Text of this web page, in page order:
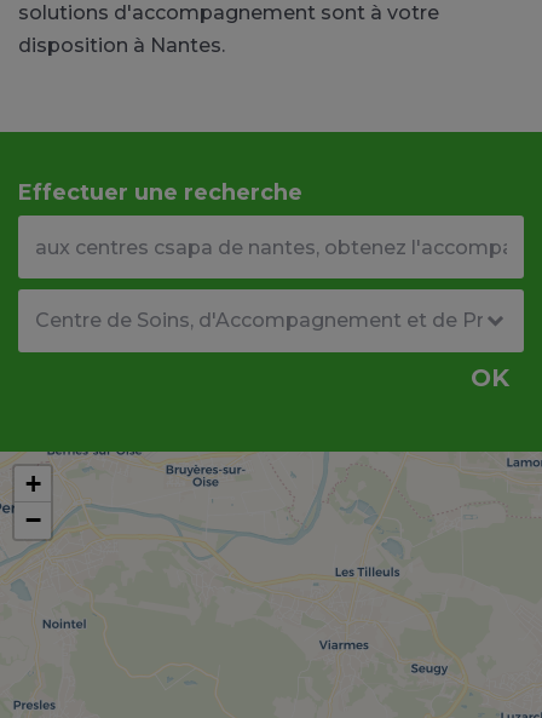
solutions d'accompagnement sont à votre
disposition à Nantes.
Effectuer une recherche
OK
+
−